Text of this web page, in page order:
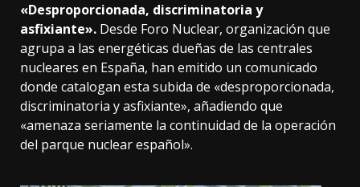
«Desproporcionada, discriminatoria y
asfixiante». Desde Foro Nuclear, organización que
agrupa a las energéticas dueñas de las centrales
nucleares en España, han emitido un comunicado
donde catalogan esta subida de «desproporcionada,
discriminatoria y asfixiante», añadiendo que
«amenaza seriamente la continuidad de la operación
del parque nuclear español».